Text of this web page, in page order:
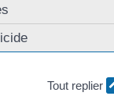
Tout replier